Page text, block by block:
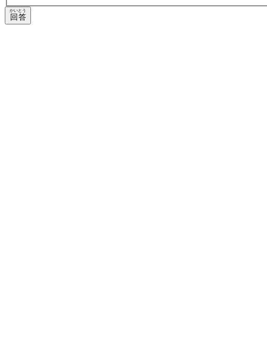
回答
かいとう